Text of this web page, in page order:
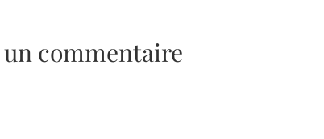
un commentaire